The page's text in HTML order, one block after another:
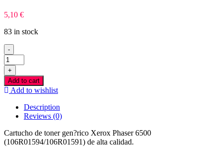
5,10 €
83 in stock
-
Xerox
Phaser
6500
Azul
Toner
Compativel
quantity
+
Add to cart
Add to wishlist
Description
Reviews (0)
Cartucho de toner gen?rico Xerox Phaser 6500
(106R01594/106R01591) de alta calidad.